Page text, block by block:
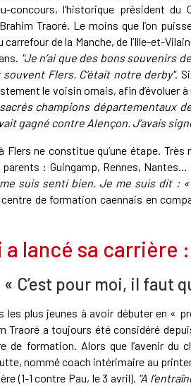
l’historique président du
Traoré. Le moins que l’on
de la Manche, de l’Ille-et-
"Je n’ai que des bons souvenirs
Flers. C’était notre derby".
le voisin ornais, afin d’évoluer
champions départementaux
gagné contre Alençon. J’avais
Flers ne constitue qu’une étape.
: Guingamp, Rennes, Nantes…
suis senti bien. Je me suis dit : «
de formation caennais en
lancé sa carrière
C’est pour moi, il faut
les plus jeunes à avoir débuter en «
a toujours été considéré
de formation. Alors que l’avenir du
nommé coach intérimaire au
(1-1 contre Pau, le 3 avril). "A